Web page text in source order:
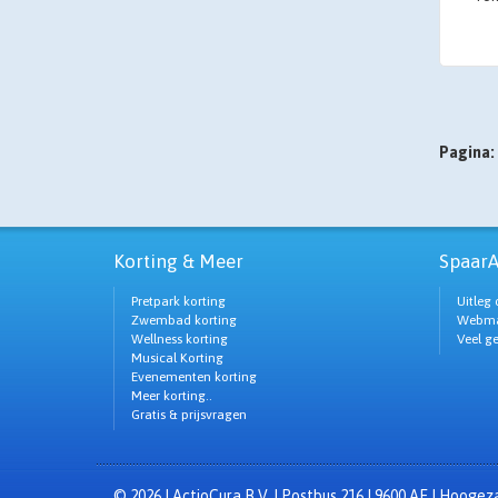
Pagina:
Korting & Meer
Pretpark korting
Zwembad korting
Wellness korting
Musical Korting
Evenementen korting
Meer korting..
Gratis & prijsvragen
Uitleg
Veel